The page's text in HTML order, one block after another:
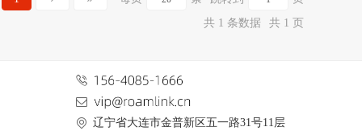
共 1 条数据
共 1 页
辽宁省大连市金普新区五一路31号11层